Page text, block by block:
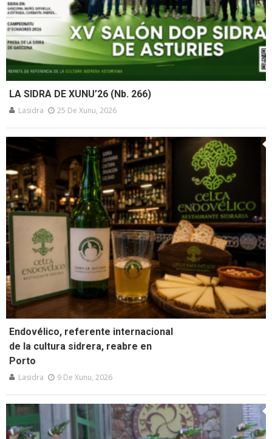
LA SIDRA DE XUNU’26 (Nb. 266)
Lasidra 25 De Xunu, 2026
Endovélico, referente internacional
de la cultura sidrera, reabre en
Porto
Lasidra 9 De Xunu, 2026